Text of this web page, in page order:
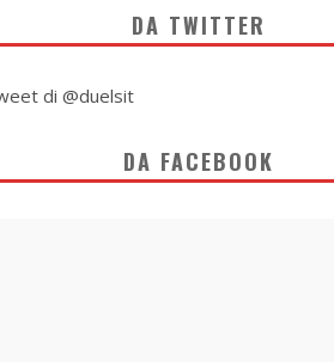
DA TWITTER
di @duelsit
DA FACEBOOK